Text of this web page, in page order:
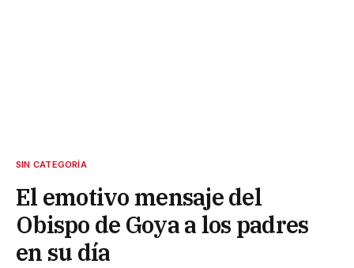
SIN CATEGORÍA
El emotivo mensaje del
Obispo de Goya a los padres
en su día